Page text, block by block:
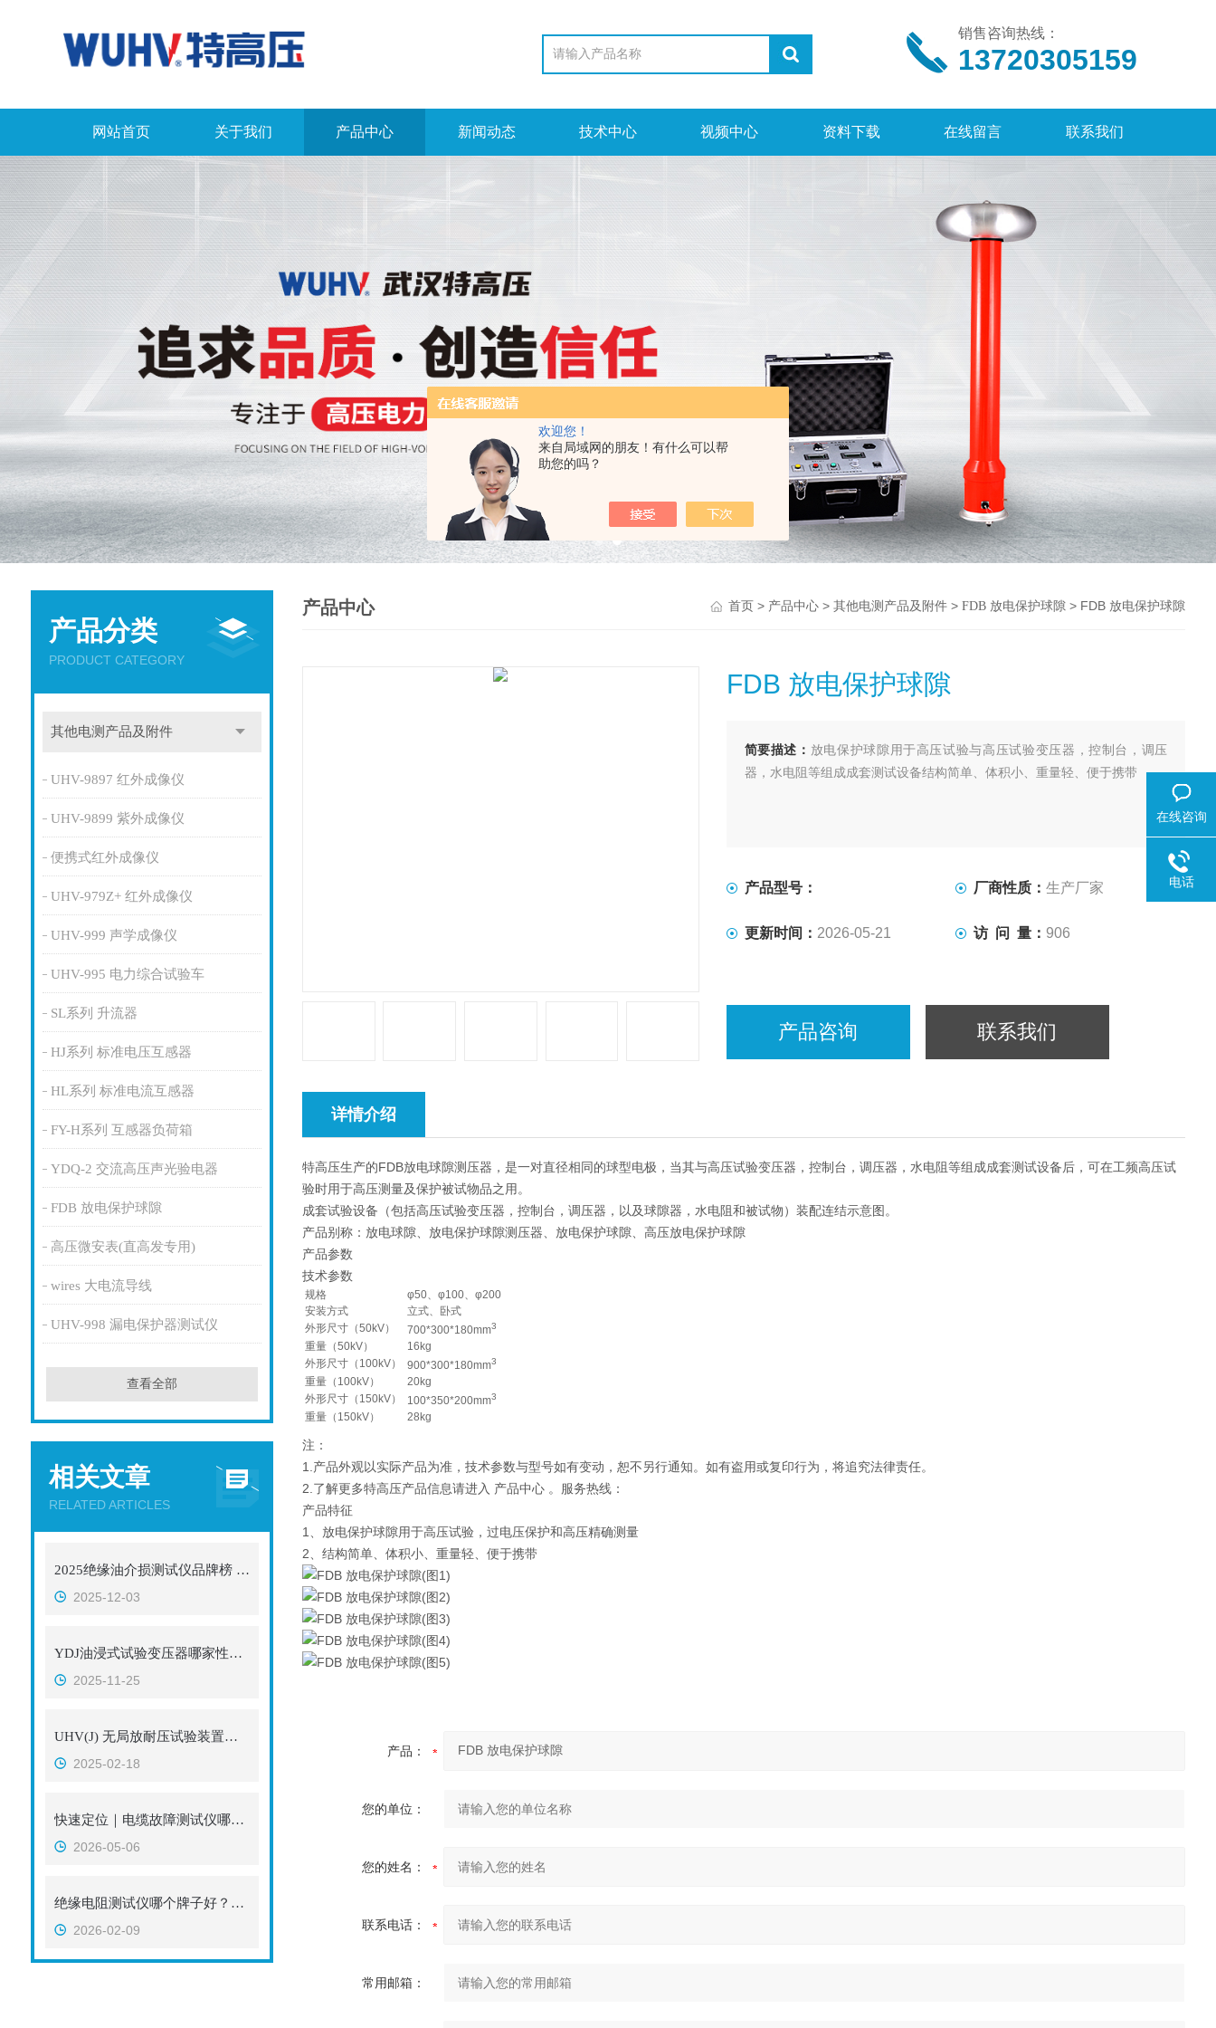
欢迎您！
来自局域网的朋友！有什么可以帮
助您的吗？
销售咨询热线：
13720305159
网站首页 关于我们 产品中心 新闻动态 技术中心 视频中心 资料下载 在线留言 联系我们
产品分类
PRODUCT CATEGORY
其他电测产品及附件
UHV-9897 红外成像仪
UHV-9899 紫外成像仪
便携式红外成像仪
UHV-979Z+ 红外成像仪
UHV-999 声学成像仪
UHV-995 电力综合试验车
SL系列 升流器
HJ系列 标准电压互感器
HL系列 标准电流互感器
FY-H系列 互感器负荷箱
YDQ-2 交流高压声光验电器
FDB 放电保护球隙
高压微安表(直高发专用)
wires 大电流导线
UHV-998 漏电保护器测试仪
查看全部
相关文章
RELATED ARTICLES
2025绝缘油介损测试仪品牌榜 武汉双企成化工采购优选
2025-12-03
YDJ油浸式试验变压器哪家性价比高、故障率低？
2025-11-25
UHV(J) 无局放耐压试验装置的操作注意事项
2025-02-18
快速定位｜电缆故障测试仪哪个厂家好？选武汉特高压，技术品质服务三位一体
2026-05-06
绝缘电阻测试仪哪个牌子好？武汉特高压以稳定性能赢得用户认可
2026-02-09
产品中心 首页 > 产品中心 >其他电测产品及附件 >FDB 放电保护球隙 > FDB 放电保护球隙
FDB 放电保护球隙
简要描述： 放电保护球隙用于高压试验与高压试验变压器，控制台，调压
器，水电阻等组成成套测试设备结构简单、体积小、重量轻、便于携带
产品型号： 厂商性质：生产厂家
更新时间： 2026-05-21 访 问 量： 906
产品咨询 联系我们
详情介绍
特高压生产的FDB放电球隙测压器，是一对直径相同的球型电极，当其与高压试验变压器，控制台，调压器，水电阻等组成成套测试设备后，可在工频高压试
验时用于高压测量及保护被试物品之用。
成套试验设备（包括高压试验变压器，控制台，调压器，以及球隙器，水电阻和被试物）装配连结示意图。
产品别称：放电球隙、放电保护球隙测压器、放电保护球隙、高压放电保护球隙
产品参数
技术参数
规格
φ50、φ100、φ200
安装方式
立式、卧式
外形尺寸（50kV）
700*300*180mm3
重量（50kV）
16kg
外形尺寸（100kV）
900*300*180mm3
重量（100kV）
20kg
外形尺寸（150kV）
100*350*200mm3
重量（150kV） 28kg
注：
1.产品外观以实际产品为准，技术参数与型号如有变动，恕不另行通知。如有盗用或复印行为，将追究法律责任。
2.了解更多特高压产品信息请进入 产品中心 。服务热线：
产品特征
1、放电保护球隙用于高压试验，过电压保护和高压精确测量
2、结构简单、体积小、重量轻、便于携带
产品：
您的单位：
您的姓名：
联系电话：
常用邮箱：
在线咨询
电话